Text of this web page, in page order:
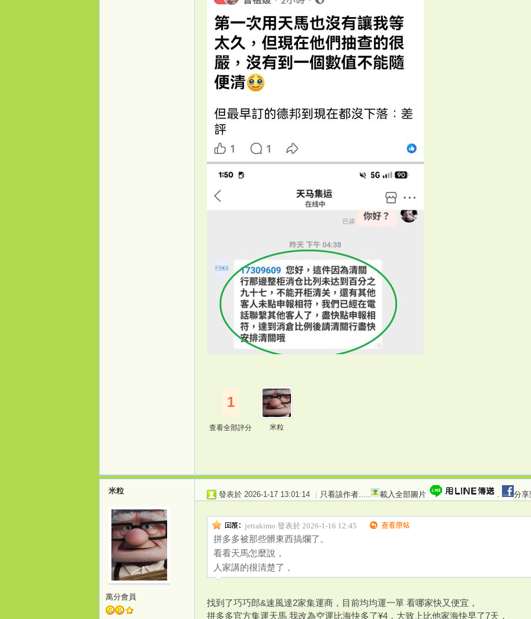
1
查看全部評分 米粒
米粒
萬分會員
發表於 2026-1-17 13:01:14 | 只看該作者 載入全部圖片 分享
jettakimo 發表於 2026-1-16 12:45
拼多多被那些髒東西搞爛了。
看看天馬怎麼說，
人家講的很清楚了，
找到了巧巧郎&速風達2家集運商，目前均均運一單 看哪家快又便宜，
拼多多官方集運天馬 我改為空運比海快多了¥4，大致上比他家海快早了7天，